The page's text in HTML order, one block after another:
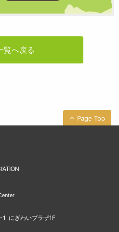
覧へ戻る
Page Top
にぎわいプラザ1F